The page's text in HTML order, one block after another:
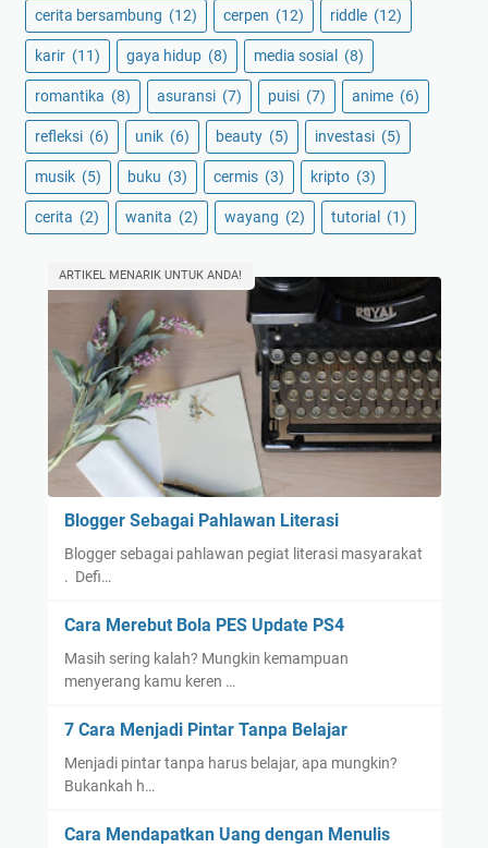
cerita bersambung (12) cerpen (12) riddle (12)
karir (11) gaya hidup (8) media sosial (8)
romantika (8) asuransi (7) puisi (7) anime (6)
refleksi (6) unik (6) beauty (5) investasi (5)
musik (5) buku (3) cermis (3) kripto (3)
cerita (2) wanita (2) wayang (2) tutorial (1)
ARTIKEL MENARIK UNTUK ANDA!
Blogger Sebagai Pahlawan Literasi
Blogger sebagai pahlawan pegiat literasi masyarakat
. Defi…
Cara Merebut Bola PES Update PS4
Masih sering kalah? Mungkin kemampuan
menyerang kamu keren …
7 Cara Menjadi Pintar Tanpa Belajar
Menjadi pintar tanpa harus belajar, apa mungkin?
Bukankah h…
Cara Mendapatkan Uang dengan Menulis